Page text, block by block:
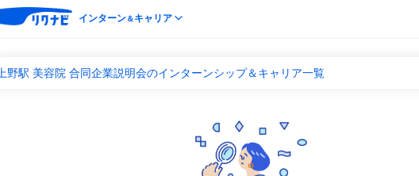
インターン＆キャリア
上野駅 美容院 合同企業説明会のインターンシップ＆キャリア一覧